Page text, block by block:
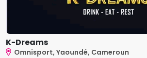
K-Dreams
Omnisport, Yaoundé, Cameroun